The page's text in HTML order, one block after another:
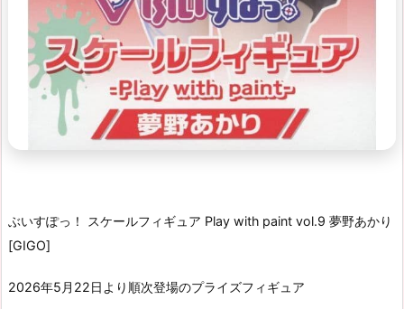
ぶいすぽっ！ スケールフィギュア Play with paint vol.9 夢野あかり
[GIGO]
2026年5月22日より順次登場のプライズフィギュア